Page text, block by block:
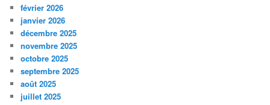
février 2026
janvier 2026
décembre 2025
novembre 2025
octobre 2025
septembre 2025
août 2025
juillet 2025